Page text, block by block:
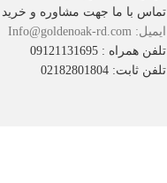
تماس با ما جهت مشاوره و خرید
ایمیل: Info@goldenoak-rd.com
تلفن همراه : 09121131695
تلفن ثابت: 02182801804